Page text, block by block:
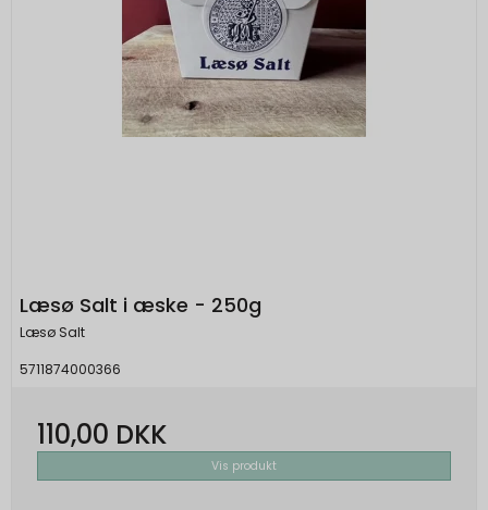
Læsø Salt i æske - 250g
Læsø Salt
5711874000366
110,00 DKK
Vis produkt